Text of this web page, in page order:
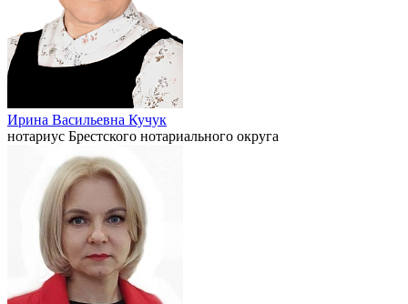
Ирина Васильевна Кучук
нотариус Брестского нотариального округа